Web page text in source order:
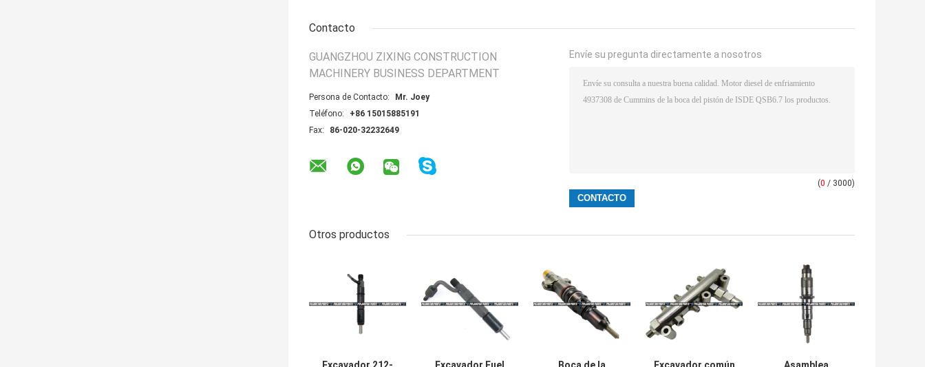
Contacto
GUANGZHOU ZIXING CONSTRUCTION
MACHINERY BUSINESS DEPARTMENT
Persona de Contacto:
Mr. Joey
Teléfono:
+86 15015885191
Fax:
86-020-32232649
Envíe su pregunta directamente a nosotros
(0 / 3000)
Otros productos